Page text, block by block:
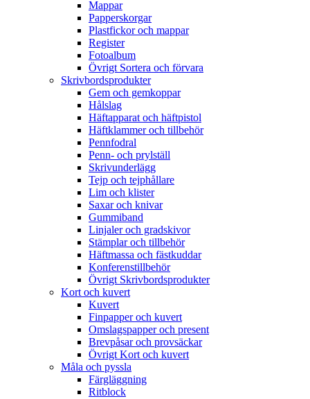
Mappar
Papperskorgar
Plastfickor och mappar
Register
Fotoalbum
Övrigt Sortera och förvara
Skrivbordsprodukter
Gem och gemkoppar
Hålslag
Häftapparat och häftpistol
Häftklammer och tillbehör
Pennfodral
Penn- och prylställ
Skrivunderlägg
Tejp och tejphållare
Lim och klister
Saxar och knivar
Gummiband
Linjaler och gradskivor
Stämplar och tillbehör
Häftmassa och fästkuddar
Konferenstillbehör
Övrigt Skrivbordsprodukter
Kort och kuvert
Kuvert
Finpapper och kuvert
Omslagspapper och present
Brevpåsar och provsäckar
Övrigt Kort och kuvert
Måla och pyssla
Färgläggning
Ritblock